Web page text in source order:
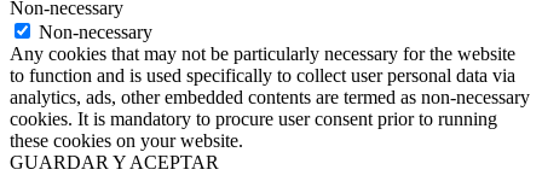
Non-necessary
Non-necessary
Any cookies that may not be particularly necessary for the website
to function and is used specifically to collect user personal data via
analytics, ads, other embedded contents are termed as non-necessary
cookies. It is mandatory to procure user consent prior to running
these cookies on your website.
GUARDAR Y ACEPTAR